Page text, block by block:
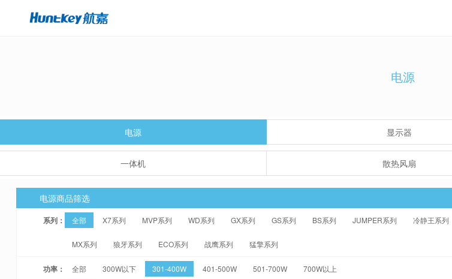
电源
电源 显示器
一体机 散热风扇
电源商品筛选
系列： 全部 X7系列 MVP系列 WD系列 GX系列 GS系列 BS系列 JUMPER系列 冷静王系列
MX系列 狼牙系列 ECO系列 战鹰系列 猛擎系列
功率： 全部 300W以下 301-400W 401-500W 501-700W 700W以上